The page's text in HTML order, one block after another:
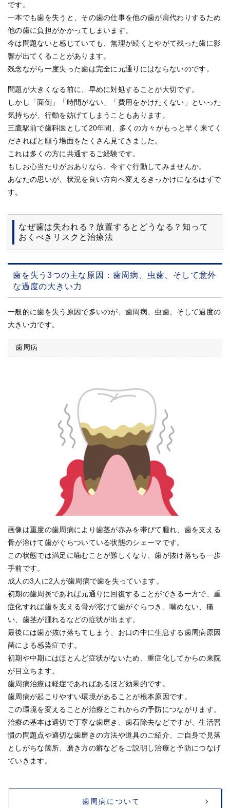
です。
一本でも歯を失うと、その歯の仕事を他の歯が肩代わりするため
他の歯に負担がかかってしまいます。
今は問題ないと感じていても、無理が続くとやがて残った歯に影
響が出てくることがあります。
残念ながら一度失った歯は完全に元通りにはならないのです。
問題が大きくなる前に、早めに対処することが大切です。
しかし「面倒」「時間がない」「費用をかけたくない」といった
気持ちが、行動を妨げてしまうこともあります。
三鷹駅前で歯科医として20年間、多くの方々がもっと早く来てく
ださればと願う場面をたくさん見てきました。
これは多くの方に共通するご経験です。
もしお心当たりがおありなら、今すぐ行動してみませんか。
あなたの思いが、状況を良い方向へ変えるきっかけになるはずで
す。
なぜ歯は失われる？放置するとどうなる？知って
おくべきリスクと治療法
歯を失う3つの主な原因：歯周病、虫歯、そして意外
な過度の大きい力
一般的に歯を失う原因で多いのが、歯周病、虫歯、そして過度の
大きい力です。
歯周病
画像は重度の歯周病により歯茎が赤みを帯びて腫れ、歯を支える
骨が溶けて歯がぐらついている状態のシェーマです。
この状態では満足に噛むことが難しくなり、歯が抜け落ちる一歩
手前です。
成人の3人に2人が歯周病で歯を失っています。
初期の歯周炎であれば元通りに回復することができる一方で、重
症化すれば歯を支える骨が溶けて歯がぐらつき、噛めない、痛
い、歯茎が腫れるなどの症状が出ます。
最後には歯が抜け落ちてしまう、お口の中に生息する歯周病原因
菌による感染症です。
初期や中期にはほとんど症状がないため、重症化してからの来院
が目立ちます。
歯周病治療は軽症であればあるほど効果的です。
歯周病が起こりやすい環境があることが根本原因です。
この環境を変えることが治療とこれからの予防につながります。
治療の基本は適切で丁寧な歯磨き、歯石除去などですが、生活習
慣の問題点や適切な歯磨きの方法や道具のご紹介、ご自身で見落
としがちな箇所、磨き方の癖などをご説明し治療と予防につなげ
ていきます。
歯周病について